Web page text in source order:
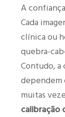
A
Cada
clínica ou
quebra-
Contudo, a
dependem
muitas
calibração